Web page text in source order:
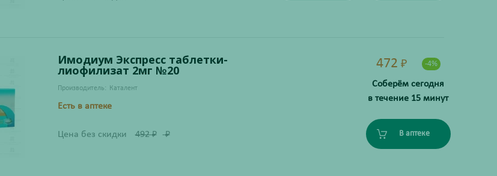
Имодиум Экспресс таблетки-
лиофилизат 2мг №20
Производитель: Каталент
Есть в аптеке
Цена без скидки 492₽ ₽
472 ₽ -4%
Соберём сегодня
в течение 15 минут
В аптеке